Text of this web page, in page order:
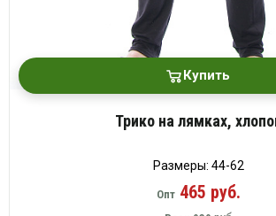
Купить
Трико на лямках,
Размеры: 44-62
Опт465 руб.